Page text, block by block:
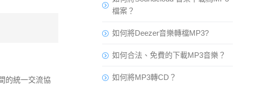
的統一交流協
檔案？
如何將Deezer音樂轉檔MP3?
如何合法、免費的下載MP3音樂？
如何將MP3轉CD？